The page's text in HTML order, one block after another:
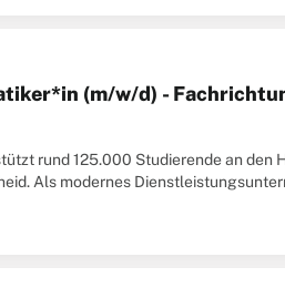
(m/w/d) -
rund 125.000 Studierende an den
Als modernes